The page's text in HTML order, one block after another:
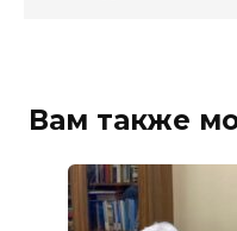
Вам также